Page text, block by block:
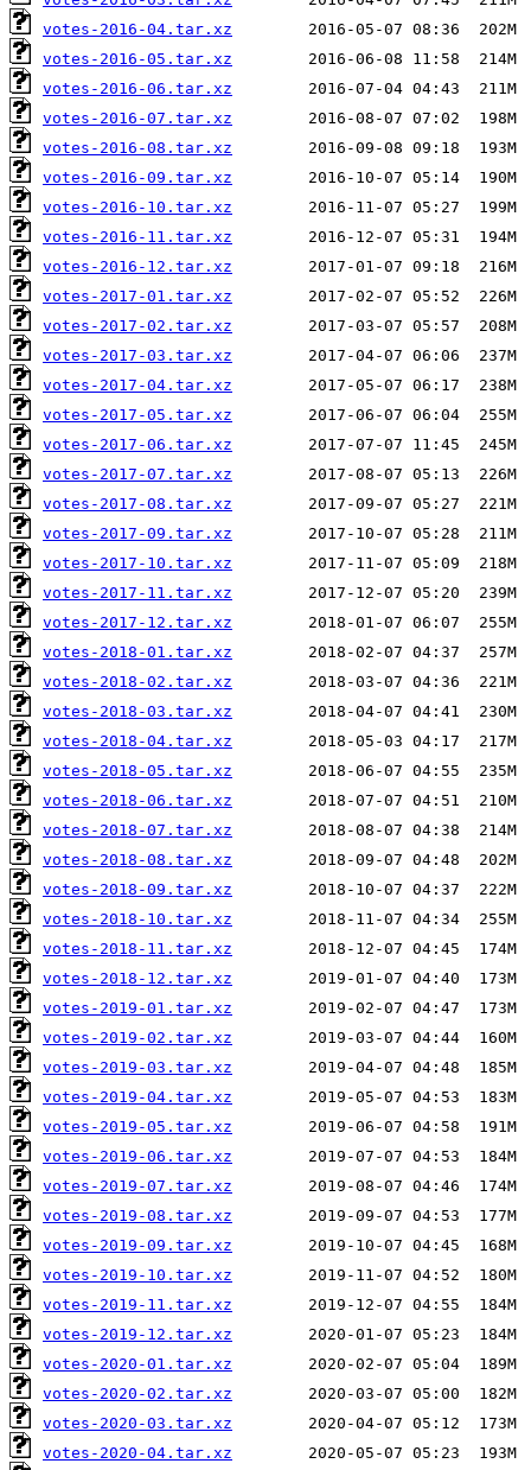
votes-2016-04.tar.xz
votes-2016-05.tar.xz
votes-2016-06.tar.xz
votes-2016-07.tar.xz
votes-2016-08.tar.xz
votes-2016-09.tar.xz
votes-2016-10.tar.xz
votes-2016-11.tar.xz
votes-2016-12.tar.xz
votes-2017-01.tar.xz
votes-2017-02.tar.xz
votes-2017-03.tar.xz
votes-2017-04.tar.xz
votes-2017-05.tar.xz
votes-2017-06.tar.xz
votes-2017-07.tar.xz
votes-2017-08.tar.xz
votes-2017-09.tar.xz
votes-2017-10.tar.xz
votes-2017-11.tar.xz
votes-2017-12.tar.xz
votes-2018-01.tar.xz
votes-2018-02.tar.xz
votes-2018-03.tar.xz
votes-2018-04.tar.xz
votes-2018-05.tar.xz
votes-2018-06.tar.xz
votes-2018-07.tar.xz
votes-2018-08.tar.xz
votes-2018-09.tar.xz
votes-2018-10.tar.xz
votes-2018-11.tar.xz
votes-2018-12.tar.xz
votes-2019-01.tar.xz
votes-2019-02.tar.xz
votes-2019-03.tar.xz
votes-2019-04.tar.xz
votes-2019-05.tar.xz
votes-2019-06.tar.xz
votes-2019-07.tar.xz
votes-2019-08.tar.xz
votes-2019-09.tar.xz
votes-2019-10.tar.xz
votes-2019-11.tar.xz
votes-2019-12.tar.xz
votes-2020-01.tar.xz
votes-2020-02.tar.xz
votes-2020-03.tar.xz
votes-2020-04.tar.xz